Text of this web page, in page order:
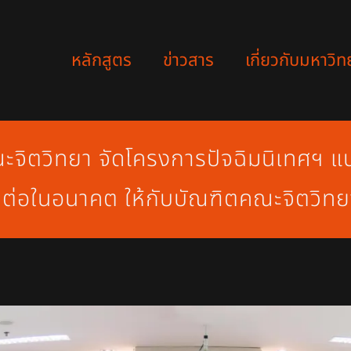
หลักสูตร ข่าวสาร เกี่ยวกับมหาวิ
ตวิทยา จัดโครงการปัจฉิมนิเทศฯ แ
อในอนาคต ให้กับบัณฑิตคณะจิตวิท